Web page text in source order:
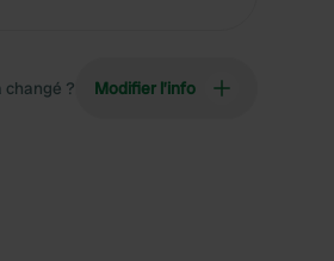
changé ? Modifier l’info